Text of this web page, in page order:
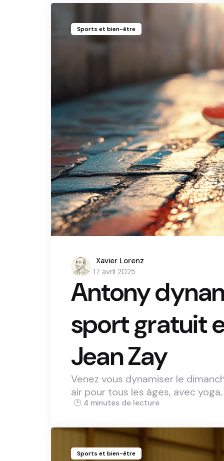
Sports et bien-être
Posted
by
Xavier Lorenz
17 avril 2025
Antony
sport gratuit
Jean Zay
Venez vous dynamiser le
air pour tous les âges, avec
4 min
Sports et bien-être